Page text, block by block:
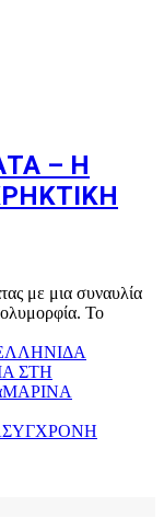
– Η
με μια συναυλία
Το
ΣΤΗ
ΜΑΡΙΝΑ
ΣΥΓΧΡΟΝΗ